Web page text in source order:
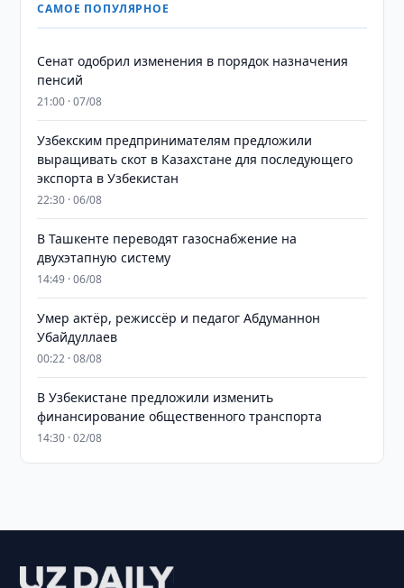
САМОЕ ПОПУЛЯРНОЕ
Сенат одобрил изменения в порядок назначения
пенсий
21:00 · 07/08
Узбекским предпринимателям предложили
выращивать скот в Казахстане для последующего
экспорта в Узбекистан
22:30 · 06/08
В Ташкенте переводят газоснабжение на
двухэтапную систему
14:49 · 06/08
Умер актёр, режиссёр и педагог Абдуманнон
Убайдуллаев
00:22 · 08/08
В Узбекистане предложили изменить
финансирование общественного транспорта
14:30 · 02/08